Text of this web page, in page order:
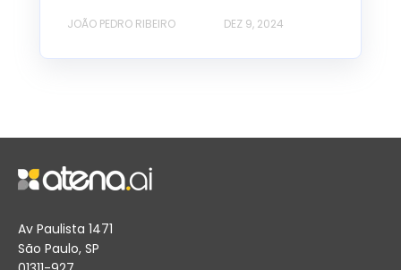
JOÃO PEDRO RIBEIRO DEZ 9, 2024
Av Paulista 1471
São Paulo, SP